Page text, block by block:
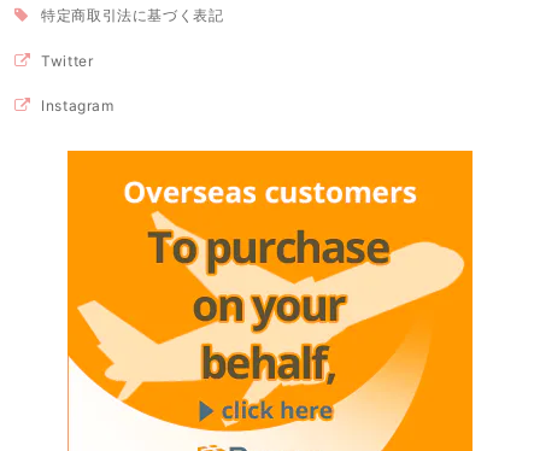
特定商取引法に基づく表記
Twitter
Instagram